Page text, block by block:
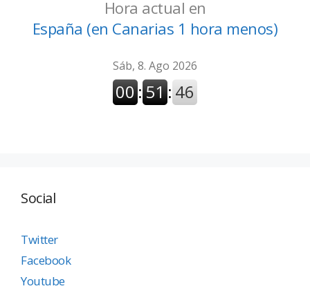
Hora actual en
España (en Canarias 1 hora menos)
Social
Twitter
Facebook
Youtube